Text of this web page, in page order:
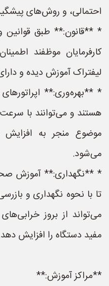
احتمالی، و روش‌های
* **قانون:** طبق قوانین و
کارفرمایان موظفند
لیفتراک آموزش دیده و
* **بهره‌وری:**
هستند و می‌توانند با
موضوع منجر به
می‌شود.
* **نگهداری:** آموزش
تا با نحوه نگهداری و
می‌تواند از بروز
مفید دستگاه را افزایش
**مراکز آموزش:**